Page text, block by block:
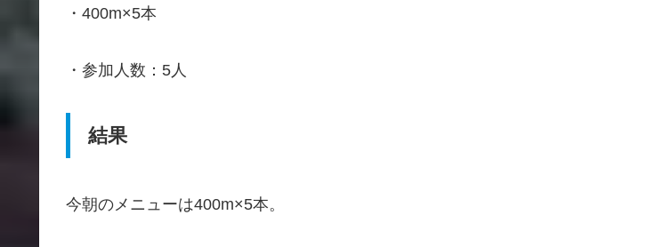
・400m×5本
・参加人数：5人
結果
今朝のメニューは400m×5本。